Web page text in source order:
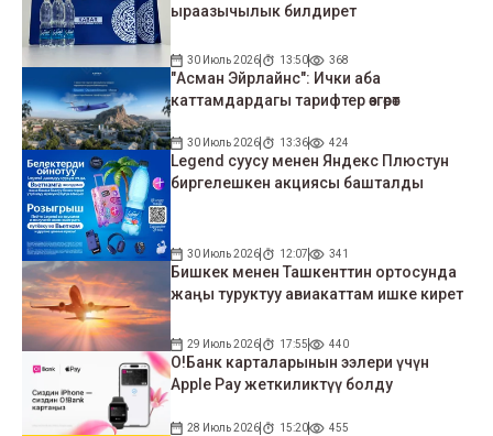
ыраазычылык билдирет
30 Июль 2026 13:50 368
"Асман Эйрлайнс": Ички аба
каттамдардагы тарифтер өзгөрөт
30 Июль 2026 13:36 424
Legend суусу менен Яндекс Плюстун
биргелешкен акциясы башталды
30 Июль 2026 12:07 341
Бишкек менен Ташкенттин ортосунда
жаңы туруктуу авиакаттам ишке кирет
29 Июль 2026 17:55 440
О!Банк карталарынын ээлери үчүн
Apple Pay жеткиликтүү болду
28 Июль 2026 15:20 455